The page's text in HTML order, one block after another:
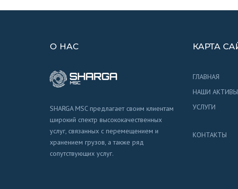
О НАС
SHARGA MSC предлагает своим клиентам
широкий спектр высококачественных
услуг, связанных с перемещением и
хранением грузов, а также ряд
сопутствующих услуг.
КАРТА
ГЛАВНАЯ
НАШИ АКТИВЫ
УСЛУГИ
КОНТАКТЫ